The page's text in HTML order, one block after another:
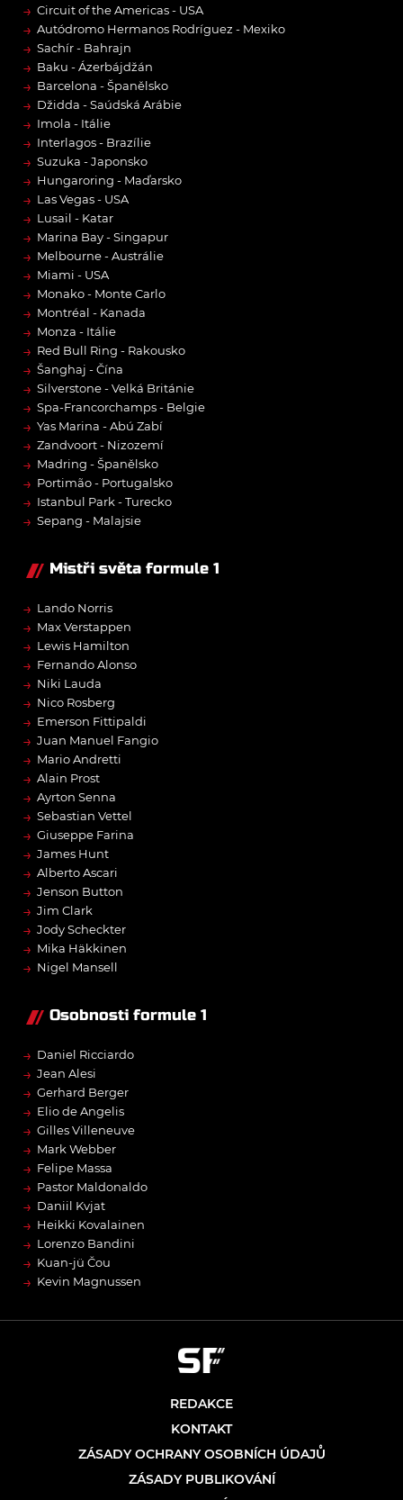
→ Circuit of the Americas - USA
→ Autódromo Hermanos Rodríguez - Mexiko
→ Sachír - Bahrajn
→ Baku - Ázerbájdžán
→ Barcelona - Španělsko
→ Džidda - Saúdská Arábie
→ Imola - Itálie
→ Interlagos - Brazílie
→ Suzuka - Japonsko
→ Hungaroring - Maďarsko
→ Las Vegas - USA
→ Lusail - Katar
→ Marina Bay - Singapur
→ Melbourne - Austrálie
→ Miami - USA
→ Monako - Monte Carlo
→ Montréal - Kanada
→ Monza - Itálie
→ Red Bull Ring - Rakousko
→ Šanghaj - Čína
→ Silverstone - Velká Británie
→ Spa-Francorchamps - Belgie
→ Yas Marina - Abú Zabí
→ Zandvoort - Nizozemí
→ Madring - Španělsko
→ Portimão - Portugalsko
→ Istanbul Park - Turecko
→ Sepang - Malajsie
Mistři světa formule 1
→ Lando Norris
→ Max Verstappen
→ Lewis Hamilton
→ Fernando Alonso
→ Niki Lauda
→ Nico Rosberg
→ Emerson Fittipaldi
→ Juan Manuel Fangio
→ Mario Andretti
→ Alain Prost
→ Ayrton Senna
→ Sebastian Vettel
→ Giuseppe Farina
→ James Hunt
→ Alberto Ascari
→ Jenson Button
→ Jim Clark
→ Jody Scheckter
→ Mika Häkkinen
→ Nigel Mansell
Osobnosti formule 1
→ Daniel Ricciardo
→ Jean Alesi
→ Gerhard Berger
→ Elio de Angelis
→ Gilles Villeneuve
→ Mark Webber
→ Felipe Massa
→ Pastor Maldonaldo
→ Daniil Kvjat
→ Heikki Kovalainen
→ Lorenzo Bandini
→ Kuan-jü Čou
→ Kevin Magnussen
REDAKCE
KONTAKT
ZÁSADY OCHRANY OSOBNÍCH ÚDAJŮ
ZÁSADY PUBLIKOVÁNÍ